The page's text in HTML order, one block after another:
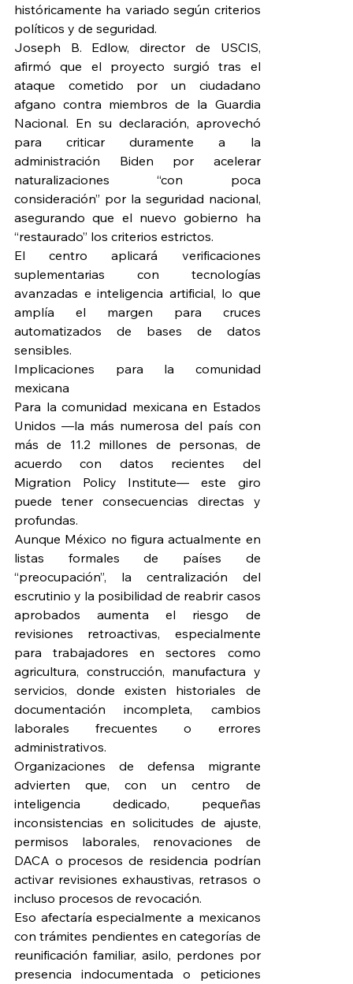
históricamente ha variado según criterios
políticos y de seguridad.
Joseph B. Edlow, director de USCIS,
afirmó que el proyecto surgió tras el
ataque cometido por un ciudadano
afgano contra miembros de la Guardia
Nacional. En su declaración, aprovechó
para criticar duramente a la
administración Biden por acelerar
naturalizaciones “con poca
consideración” por la seguridad nacional,
asegurando que el nuevo gobierno ha
“restaurado” los criterios estrictos.
El centro aplicará verificaciones
suplementarias con tecnologías
avanzadas e inteligencia artificial, lo que
amplía el margen para cruces
automatizados de bases de datos
sensibles.
Implicaciones para la comunidad
mexicana
Para la comunidad mexicana en Estados
Unidos —la más numerosa del país con
más de 11.2 millones de personas, de
acuerdo con datos recientes del
Migration Policy Institute— este giro
puede tener consecuencias directas y
profundas.
Aunque México no figura actualmente en
listas formales de países de
“preocupación”, la centralización del
escrutinio y la posibilidad de reabrir casos
aprobados aumenta el riesgo de
revisiones retroactivas, especialmente
para trabajadores en sectores como
agricultura, construcción, manufactura y
servicios, donde existen historiales de
documentación incompleta, cambios
laborales frecuentes o errores
administrativos.
Organizaciones de defensa migrante
advierten que, con un centro de
inteligencia dedicado, pequeñas
inconsistencias en solicitudes de ajuste,
permisos laborales, renovaciones de
DACA o procesos de residencia podrían
activar revisiones exhaustivas, retrasos o
incluso procesos de revocación.
Eso afectaría especialmente a mexicanos
con trámites pendientes en categorías de
reunificación familiar, asilo, perdones por
presencia indocumentada o peticiones